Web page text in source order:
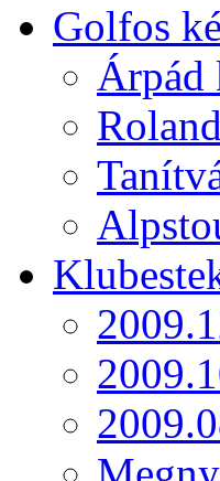
Golfos
Árpád